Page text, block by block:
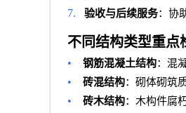
7. 验收与后续服务：协
不同结构类型重点
• 钢筋混凝土结构：混
• 砖混结构：砌体砌筑
• 砖木结构：木构件腐